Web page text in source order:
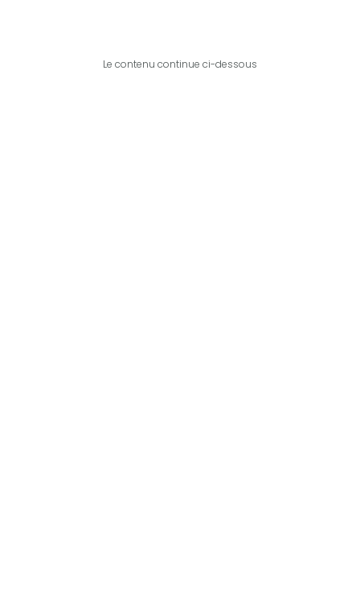
Le contenu continue ci-dessous